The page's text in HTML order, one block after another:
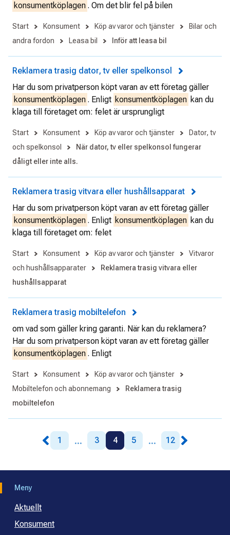
konsumentköplagen . Om det blir fel på bilen
Start Konsument Köp av varor och tjänster
Bilar och
andra fordon
Leasa bil Inför att leasa bil
Reklamera trasig dator, tv eller spelkonsol
Har du som privatperson köpt varan av ett företag gäller
konsumentköplagen . Enligt konsumentköplagen kan du
klaga till företaget om: felet är ursprungligt
Start Konsument Köp av varor och tjänster
Dator, tv
och spelkonsol
När dator, tv eller spelkonsol fungerar
dåligt eller inte alls.
Reklamera trasig vitvara eller hushållsapparat
Har du som privatperson köpt varan av ett företag gäller
konsumentköplagen . Enligt konsumentköplagen kan du
klaga till företaget om: felet
Start Konsument Köp av varor och tjänster
Vitvaror
och hushållsapparater
Reklamera trasig vitvara eller
hushållsapparat
Reklamera trasig mobiltelefon
om vad som gäller kring garanti. När kan du reklamera?
Har du som privatperson köpt varan av ett företag gäller
konsumentköplagen . Enligt
Start Konsument
Köp av varor och tjänster
Mobiltelefon och abonnemang
Reklamera trasig
mobiltelefon
1 ... 3 4 5 ... 12
Meny
Aktuellt
Konsument